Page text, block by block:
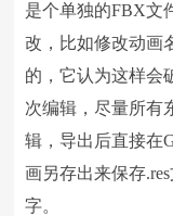
是个单独的FBX文
改，比如修改动画
的，它认为这样会
次编辑，尽量所有
辑，导出后直接在
画另存出来保存
字。